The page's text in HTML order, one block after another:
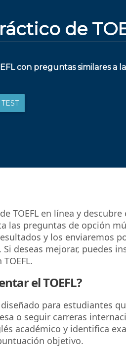
TOEFL en línea y
las preguntas de opción
y los enviaremos
deseas mejorar, puedes
el TOEFL?
para estudiantes
o seguir carreras
académico y identifica
objetivo.